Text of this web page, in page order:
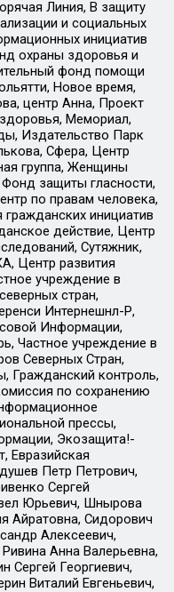
Линия, В защиту
и социальных
инициатив
охраны здоровья и
фонд помощи
Новое время,
центр Анна, Проект
Мемориал,
Издательство Парк
Сфера, Центр
группа, Женщины
Фонд защиты гласности,
по правам человека,
инициатив
действие, Центр
Сутяжник,
Центр развития
учреждение в
стран,
Интернешнл-Р,
Информации,
Частное учреждение в
Северных Стран,
Гражданский контроль,
по сохранению
прессы,
Экозащита!-
Евразийская
Петр Петрович,
Сергей
Юрьевич, Шнырова
Айратовна, Сидорович
Алексеевич,
Анна Валерьевна,
Сергей Георгиевич,
Виталий Евгеньевич,